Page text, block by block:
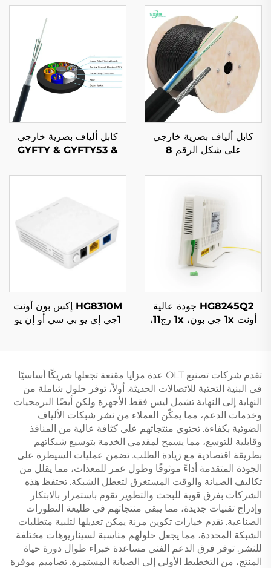
كابل ألياف بصرية خارجي
على شكل الرقم 8
كابل ألياف بصرية خارجي
GYFTY & GYFTY53 &
HG8245Q2 جودة عالية
أونت 1x جي بون، 1x رج11،
HG8310M إكس بون أونت
1جي إي يو بي سي أو إن يو
تقدم شركات تصنيع OLT عدة مزايا مقنعة تجعلها شريكًا أساسيًا
في البنية التحتية للاتصالات الحديثة. أولاً، توفر حلول شاملة من
النهاية إلى النهاية تشمل ليس فقط الأجهزة ولكن أيضًا البرمجيات
وخدمات الدعم، مما يمكّن العملاء من نشر شبكات الألياف
الضوئية بكفاءة. تحتوي منتجاتهم على كثافة عالية من المنافذ
وقابلية للتوسع، مما يسمح لمقدمي الخدمة بتوسيع شبكاتهم
بطريقة اقتصادية مع زيادة الطلب. تضمن عمليات السيطرة على
الجودة المتقدمة أداءً موثوقًا وطول عمر للمعدات، مما يقلل من
تكاليف الصيانة والوقت المستغرق لتعطل الشبكة. تحتفظ هذه
الشركات بفرق قوية للبحث والتطوير تقوم باستمرار بالابتكار
وإدراج تقنيات جديدة، مما يبقي منتجاتهم في طليعة التطورات
الصناعية. تقدم خيارات تكوين مرنة يمكن تعديلها لتلبية متطلبات
الشبكة المحددة، مما يجعل حلولهم مناسبة لسيناريوهات مختلفة
للنشر. توفر فرق الدعم الفني مساعدة خبراء طوال دورة حياة
المنتج، من التخطيط الأولي إلى الصيانة المستمرة. تصاميم موفرة